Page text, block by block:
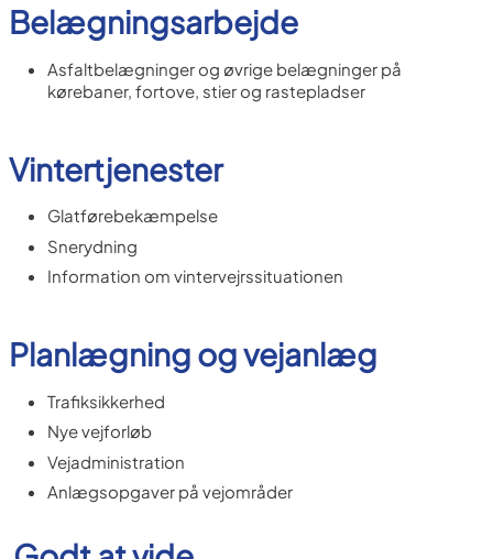
Belægningsarbejde
Asfaltbelægninger og øvrige belægninger på
kørebaner, fortove, stier og rastepladser
Vintertjenester
Glatførebekæmpelse
Snerydning
Information om vintervejrssituationen
Planlægning og vejanlæg
Trafiksikkerhed
Nye vejforløb
Vejadministration
Anlægsopgaver på vejområder